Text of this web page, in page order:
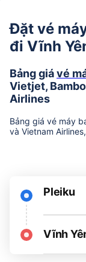
Đặt vé
đi Vĩnh
Bảng giávé
Vietjet,
Airlines
Bảng giá vé máy
và Vietnam
Pleiku
Vĩnh